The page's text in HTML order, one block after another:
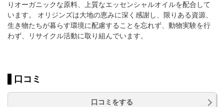
りオーガニックな原料、上質なエッセンシャルオイルを配合して
います。 オリジンズは大地の恵みに深く感謝し、限りある資源、
生き物たちが暮らす環境に配慮することを忘れず、動物実験を行
わず、リサイクル活動に取り組んでいます。
口コミ
口コミをする